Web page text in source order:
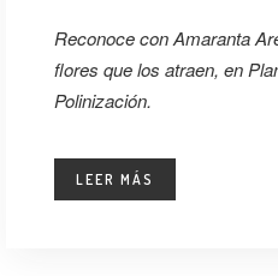
Reconoce con Amaranta
flores que los atraen, en
Polinización.
LEER MÁS